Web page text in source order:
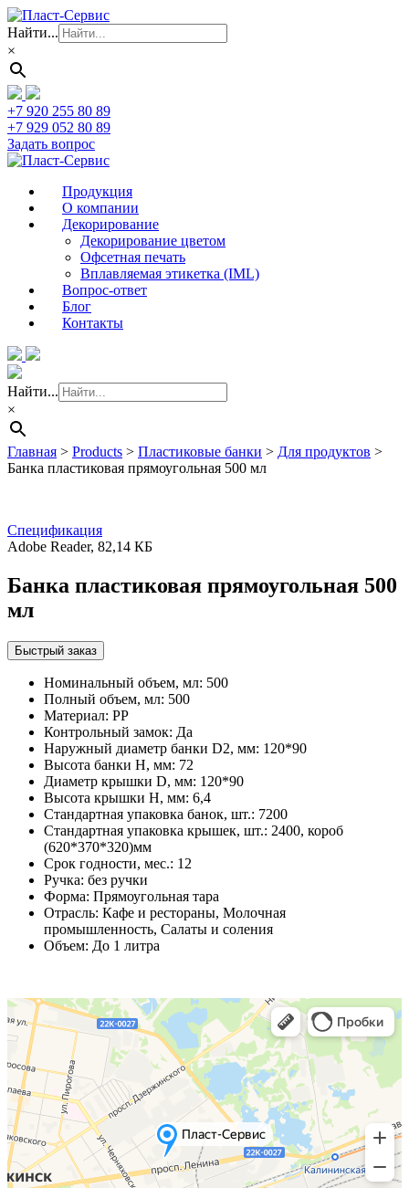
Найти...
×
+7 920 255 80 89
+7 929 052 80 89
Задать вопрос
Продукция
О компании
Декорирование
Декорирование цветом
Офсетная печать
Вплавляемая этикетка (IML)
Вопрос-ответ
Блог
Контакты
Найти...
×
Главная > Products > Пластиковые банки > Для продуктов >
Банка пластиковая прямоугольная 500 мл
Спецификация
Adobe Reader, 82,14 КБ
Банка пластиковая прямоугольная 500
мл
Быстрый заказ
Номинальный объем, мл: 500
Полный объем, мл: 500
Материал: PP
Контрольный замок: Да
Наружный диаметр банки D2, мм: 120*90
Высота банки H, мм: 72
Диаметр крышки D, мм: 120*90
Высота крышки Н, мм: 6,4
Стандартная упаковка банок, шт.: 7200
Стандартная упаковка крышек, шт.: 2400, короб
(620*370*320)мм
Срок годности, мес.: 12
Ручка: без ручки
Форма: Прямоугольная тара
Отрасль: Кафе и рестораны, Молочная
промышленность, Салаты и соления
Объем: До 1 литра